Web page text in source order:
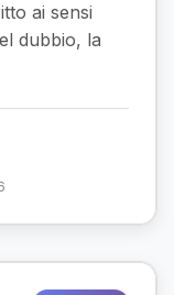
ai sensi
dubbio, la